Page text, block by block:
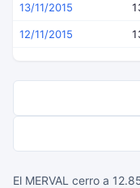
13/11/2015
12/11/2015
El MERVAL cerro a